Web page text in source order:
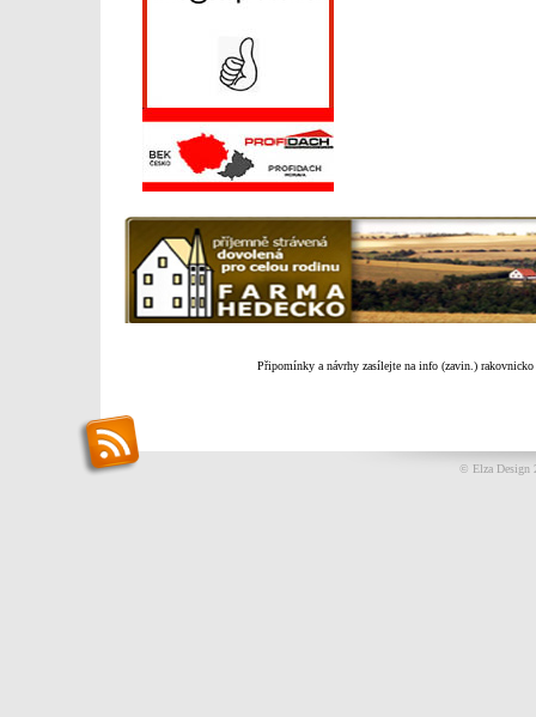
Připomínky a návrhy zasílejte na info (zavin.) rakovnicko
© Elza Design